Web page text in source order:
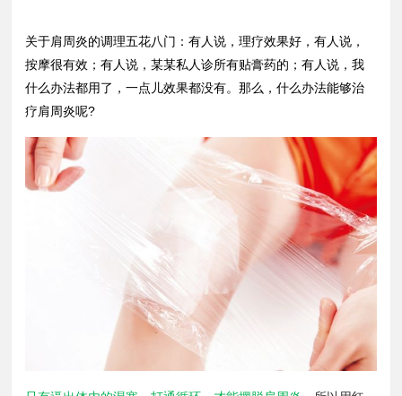
关于肩周炎的调理五花八门：有人说，理疗效果好，有人说，
按摩很有效；有人说，某某私人诊所有贴膏药的；有人说，我
什么办法都用了，一点儿效果都没有。那么，什么办法能够治
疗肩周炎呢?